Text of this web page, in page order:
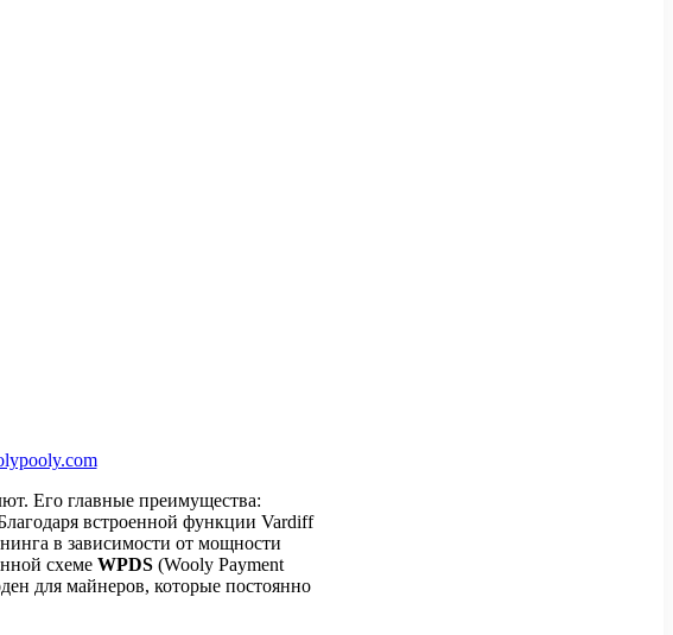
Его главные преимущества:
встроенной функции Vardiff
в зависимости от мощности
схеме WPDS (Wooly Payment
для майнеров, которые постоянно